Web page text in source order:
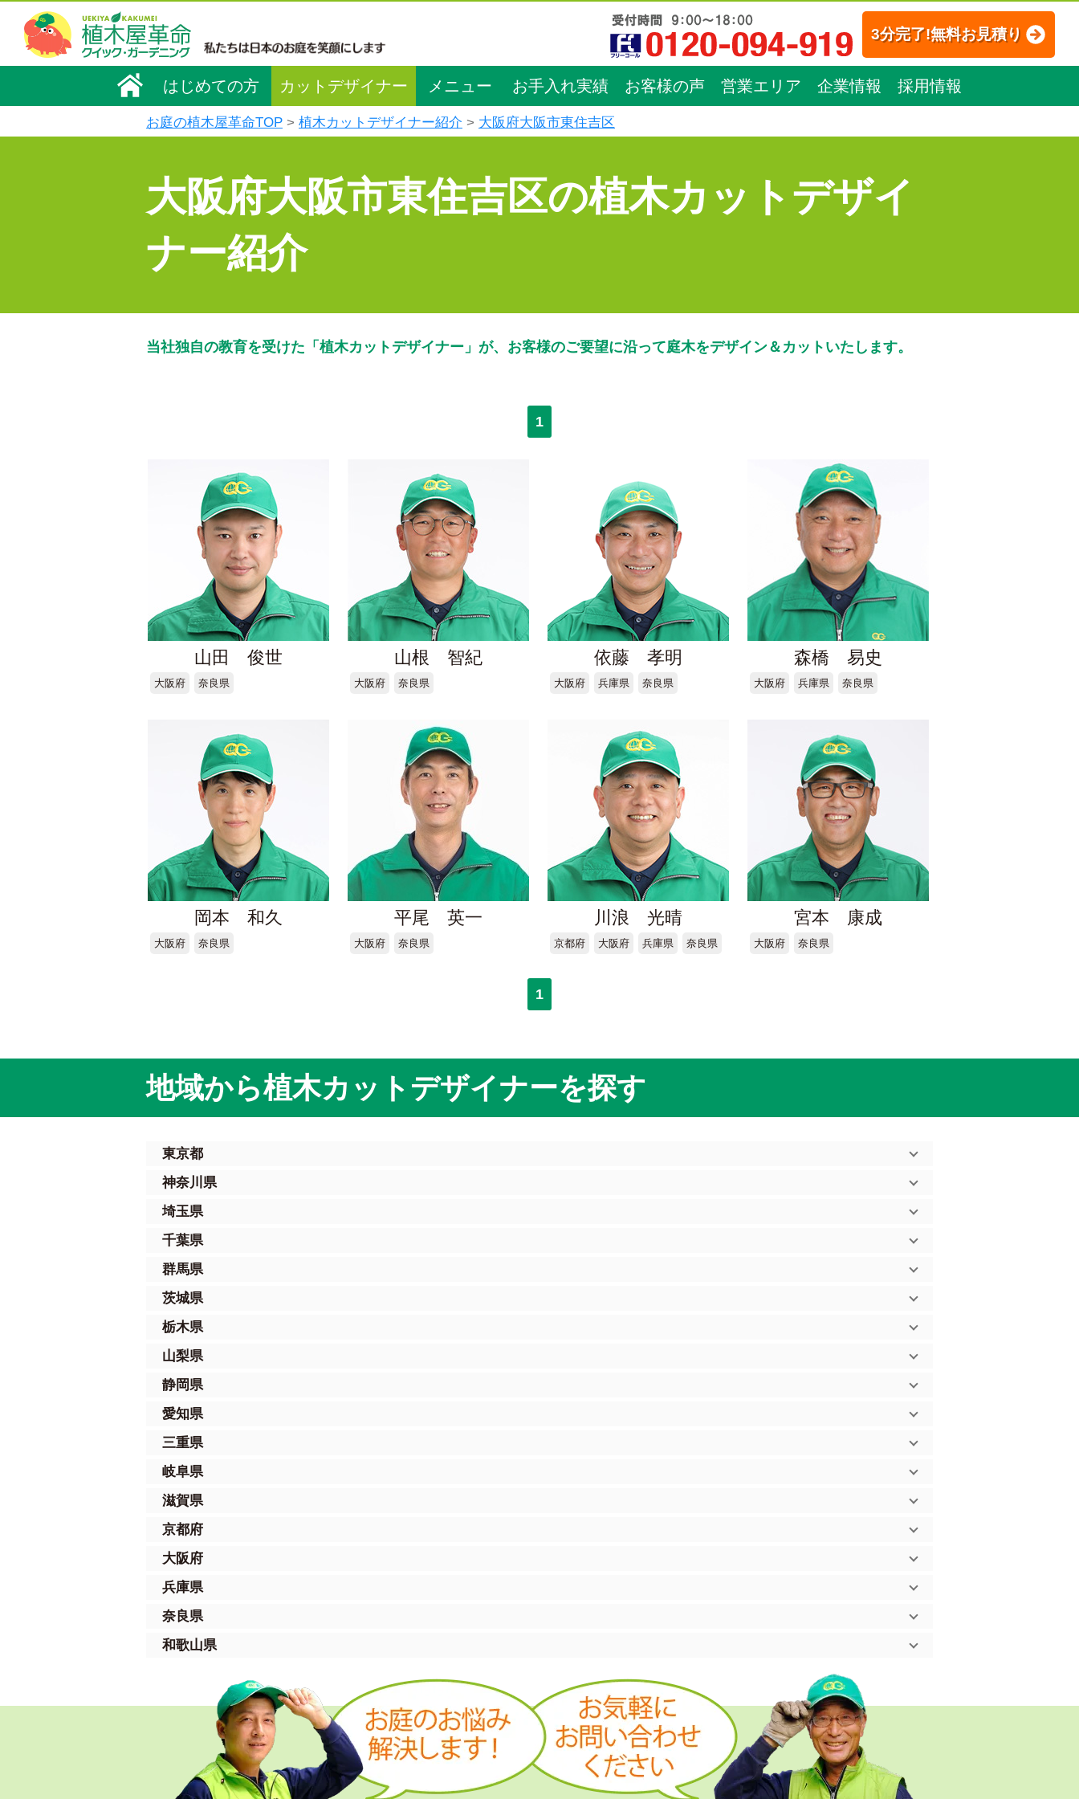
3分完了!無料お見積り
はじめての方 カットデザイナー メニュー お手入れ実績 お客様の声 営業エリア 企業情報 採用情報
お庭の植木屋革命TOP 植木カットデザイナー紹介 大阪府大阪市東住吉区
大阪府大阪市東住吉区の植木カットデザイ
ナー紹介
当社独自の教育を受けた「植木カットデザイナー」が、お客様のご要望に沿って庭木をデザイン＆カットいたします。
1
山田 俊世
大阪府 奈良県
山根 智紀
大阪府 奈良県
依藤 孝明
大阪府 兵庫県 奈良県
森橋 易史
大阪府 兵庫県 奈良県
岡本 和久
大阪府 奈良県
平尾 英一
大阪府 奈良県
川浪 光晴
京都府 大阪府 兵庫県 奈良県
宮本 康成
大阪府 奈良県
1
地域から植木カットデザイナーを探す
東京都
神奈川県
埼玉県
千葉県
群馬県
茨城県
栃木県
山梨県
静岡県
愛知県
三重県
岐阜県
滋賀県
京都府
大阪府
兵庫県
奈良県
和歌山県